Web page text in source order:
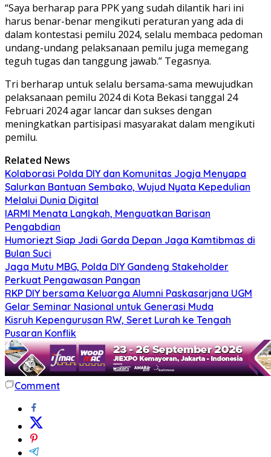
“Saya berharap para PPK yang sudah dilantik hari ini
harus benar-benar mengikuti peraturan yang ada di
dalam kontestasi pemilu 2024, selalu membaca pedoman
undang-undang pelaksanaan pemilu juga memegang
teguh tugas dan tanggung jawab.” Tegasnya.
Tri berharap untuk selalu bersama-sama mewujudkan
pelaksanaan pemilu 2024 di Kota Bekasi tanggal 24
Februari 2024 agar lancar dan sukses dengan
meningkatkan partisipasi masyarakat dalam mengikuti
pemilu.
Related News
Kolaborasi Polda DIY dan Komunitas Jogja Menyapa
Salurkan Bantuan Sembako, Wujud Nyata Kepedulian
Melalui Dunia Digital
IARMI Menata Langkah, Menguatkan Barisan
Pengabdian
Humoriezt Siap Jadi Garda Depan Jaga Kamtibmas di
Bulan Suci
Jaga Mutu MBG, Polda DIY Gandeng Stakeholder
Perkuat Pengawasan Pangan
RKP DIY bersama Keluarga Alumni Paskasarjana UGM
Gelar Seminar Nasional untuk Generasi Muda
Kisruh Kepengurusan RW, Seret Lurah ke Tengah
Pusaran Konflik
Comment